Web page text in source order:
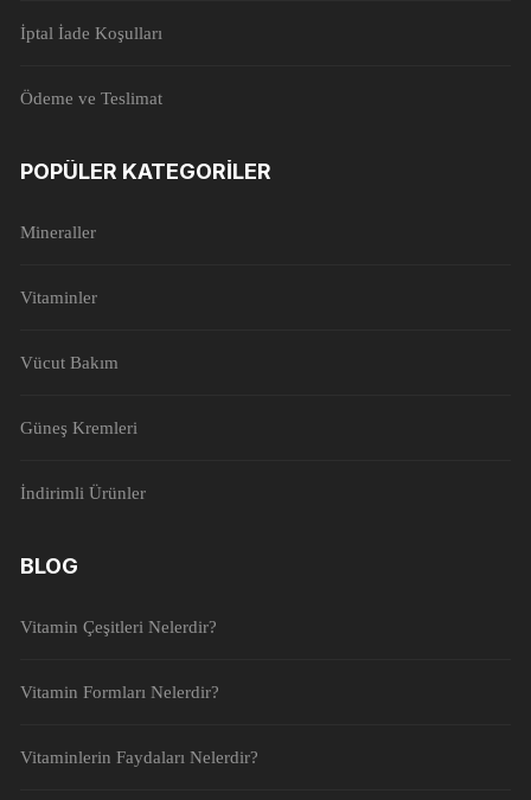
İptal İade Koşulları
Ödeme ve Teslimat
POPÜLER KATEGORILER
Mineraller
Vitaminler
Vücut Bakım
Güneş Kremleri
İndirimli Ürünler
BLOG
Vitamin Çeşitleri Nelerdir?
Vitamin Formları Nelerdir?
Vitaminlerin Faydaları Nelerdir?